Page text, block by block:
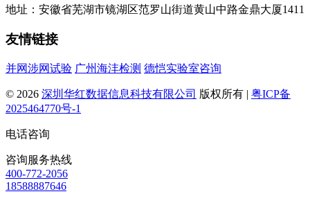
地址：安徽省芜湖市镜湖区范罗山街道黄山中路金鼎大厦1411
友情链接
并网涉网试验 广州海沣检测 德恺实验室咨询
© 2026 深圳华红数据信息科技有限公司 版权所有 | 粤ICP备
2025464770号-1
电话咨询
咨询服务热线
400-772-2056
18588887646